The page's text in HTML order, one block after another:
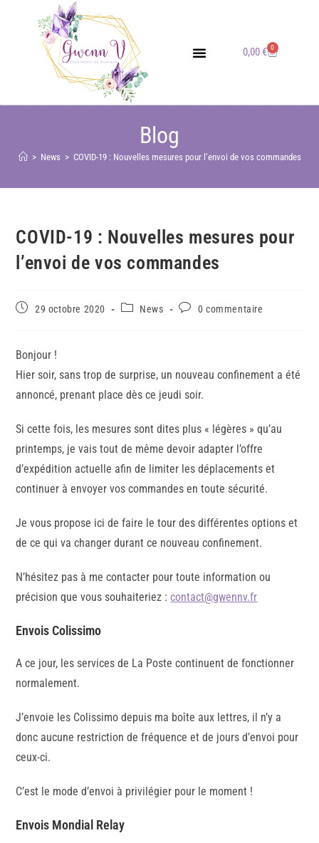
0,00€ 0
Gwenn V Bijoux en Pierres Naturelles
Blog
> News > COVID-19 : Nouvelles mesures pour l’envoi de vos commandes
COVID-19 : Nouvelles mesures pour
l’envoi de vos commandes
29 octobre 2020 News 0 commentaire
Bonjour !
Hier soir, sans trop de surprise, un nouveau confinement a été
annoncé, prenant place dès ce jeudi soir.
Si cette fois, les mesures sont dites plus « légères » qu’au
printemps, je vais tout de même devoir adapter l’offre
d’expédition actuelle afin de limiter les déplacements et
continuer à envoyer vos commandes en toute sécurité.
Je vous propose ici de faire le tour des différentes options et
de ce qui va changer durant ce nouveau confinement.
N’hésitez pas à me contacter pour toute information ou
précision que vous souhaiteriez :contact@gwennv.fr
Envois Colissimo
A ce jour, les services de La Poste continuent de fonctionner
normalement.
J’envoie les Colissimo depuis ma boîte aux lettres, il n’y a
donc aucune restriction de fréquence et de jours d’envoi pour
ceux-ci.
C’est le mode d’envoi à privilégier pour le moment !
Envois Mondial Relay